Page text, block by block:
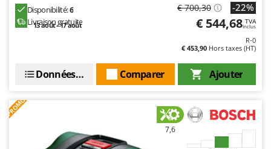
Philips
Pramac
R.G.V.
Redback
Disponibilité:6
Livraison gratuite
13 août - 17 août
€ 700,30 -22%
€ 544,68 TVA
Inclus
R-0
€ 453,90 Hors taxes (HT)
Ajouter
Comparer
Données techniques
PROMO
7,6